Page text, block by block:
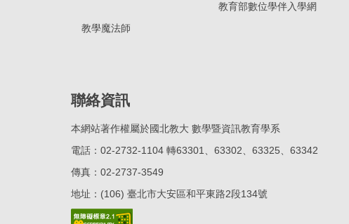
教育部數位學伴入學網
教學魔法師
聯絡資訊
本網站著作權屬於國北教大 數學暨資訊教育學系
電話：02-2732-1104 轉63301、63302、63325、63342
傳真：02-2737-3549
地址：(106) 臺北市大安區和平東路2段134號